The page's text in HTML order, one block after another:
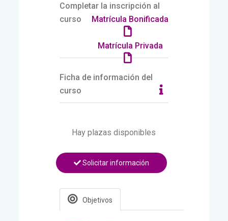
Completar la inscripción al
curso
Matrícula Bonificada
Matrícula Privada
Ficha de información del
curso
Hay plazas disponibles
Solicitar información
Objetivos